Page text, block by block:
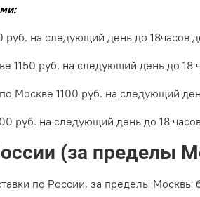
руб. на следующий день до 18часов
1150 руб. на следующий день до 18
по Москве 1100 руб. на следующий
руб. на следующий день до 18
(за пределы
по России, за пределы Москвы